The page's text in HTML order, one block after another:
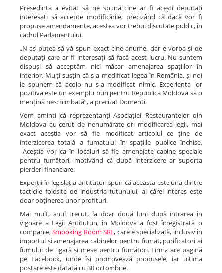
Președinta a evitat să ne spună cine ar fi acești deputați
interesați să accepte modificările, precizând că dacă vor fi
propuse amendamente, acestea vor trebui discutate public, în
cadrul Parlamentului.
„N-aș putea să vă spun exact cine anume, dar e vorba și de
deputați care ar fi interesați să facă acest lucru. Nu suntem
dispuși să acceptăm nici măcar amenajarea spațiilor în
interior. Mulți susțin că s-a modificat legea în România, și noi
le spunem că acolo nu s-a modificat nimic. Experiența lor
pozitivă este un exemplu bun pentru Republica Moldova să o
mențină neschimbată”, a precizat Domenti.
Vom aminti că reprezentanți Asociației Restaurantelor din
Moldova au cerut de nenumărate ori modificarea legii, mai
exact aceștia vor să fie modificat articolul ce ține de
interzicerea totală a fumatului în spațiile publice închise.
Aceștia vor ca în localuri să fie amenajate cabine speciale
pentru fumători, motivând că după interzicere ar suporta
pierderi financiare.
Experții în legislația antitutun spun că aceasta este una dintre
tacticile folosite de industria tutunului, al cărei interes este
doar obținerea unor profituri.
Mai mult, anul trecut, la doar două luni după intrarea în
vigoare a Legii Antitutun, în Moldova a fost înregistrată o
companie,Smooking Room SRL, care e specializată, inclusiv în
importul și amenajarea cabinelor pentru fumat, purificatori ai
fumului de țigară și mese pentru fumători. Firma are pagină
pe Facebook, unde își promovează produsele, iar ultima
postare este datată cu 30 octombrie.